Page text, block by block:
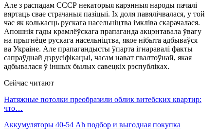
Але з распадам СССР некаторыя карэнныя народы пачалі
вяртаць свае страчаныя пазіцыі. Іх доля павялічвалася, у той
час як колькасць рускага насельніцтва імкліва скарачалася.
Апошнія гады крамлёўскага прапаганда акцэнтавала ўвагу
на прыгнёце рускага насельніцтва, якое нібыта адбываўся
ва Украіне. Але прапагандысты ўпарта ігнаравалі факты
сапраўднай дэрусіфікацыі, часам нават гвалтоўнай, якая
адбывалася ў іншых былых савецкіх рэспубліках.
Сейчас читают
Натяжные потолки преобразили облик витебских квартир:
что…
Аккумуляторы 40-54 Ah подбор и выгодная покупка